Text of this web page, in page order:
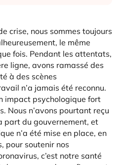
crise, nous sommes toujours
le même
fois. Pendant les attentats,
ligne, avons ramassé des
à des scènes
n’a jamais été reconnu.
impact psychologique fort
Nous n’avons pourtant reçu
part du gouvernement, et
n’a été mise en place, en
pour soutenir nos
c’est notre santé